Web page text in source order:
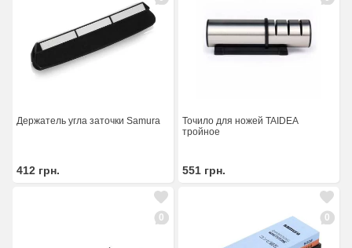
Держатель угла заточки Samura
412 грн.
Точило для ножей TAIDEA
тройное
551 грн.
0 0